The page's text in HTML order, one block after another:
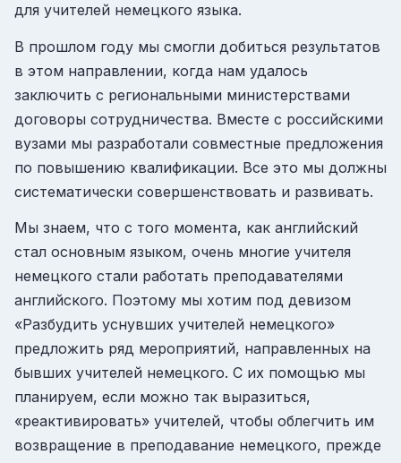
для учителей немецкого языка.
В прошлом году мы смогли добиться результатов
в этом направлении, когда нам удалось
заключить с региональными министерствами
договоры сотрудничества. Вместе с российскими
вузами мы разработали совместные предложения
по повышению квалификации. Все это мы должны
систематически совершенствовать и развивать.
Мы знаем, что с того момента, как английский
стал основным языком, очень многие учителя
немецкого стали работать преподавателями
английского. Поэтому мы хотим под девизом
«Разбудить уснувших учителей немецкого»
предложить ряд мероприятий, направленных на
бывших учителей немецкого. С их помощью мы
планируем, если можно так выразиться,
«реактивировать» учителей, чтобы облегчить им
возвращение в преподавание немецкого, прежде